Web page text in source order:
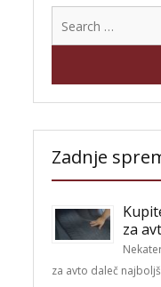
Zadnje
za
za avto daleč